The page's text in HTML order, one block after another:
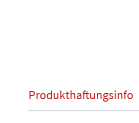
Produkthaftungsinfo